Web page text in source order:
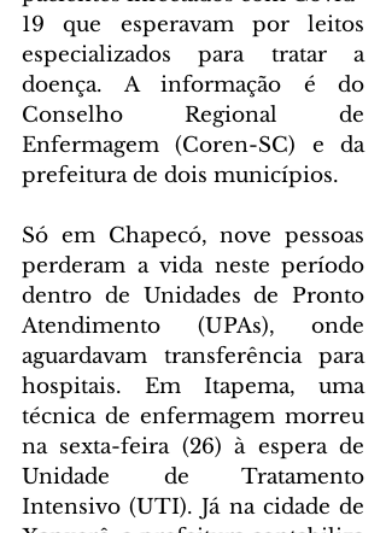
19 que esperavam por leitos
especializados para tratar a
doença. A informação é do
Conselho Regional de
Enfermagem (Coren-SC) e da
prefeitura de dois municípios.
Só em Chapecó, nove pessoas
perderam a vida neste período
dentro de Unidades de Pronto
Atendimento (UPAs), onde
aguardavam transferência para
hospitais. Em Itapema, uma
técnica de enfermagem morreu
na sexta-feira (26) à espera de
Unidade de Tratamento
Intensivo (UTI). Já na cidade de